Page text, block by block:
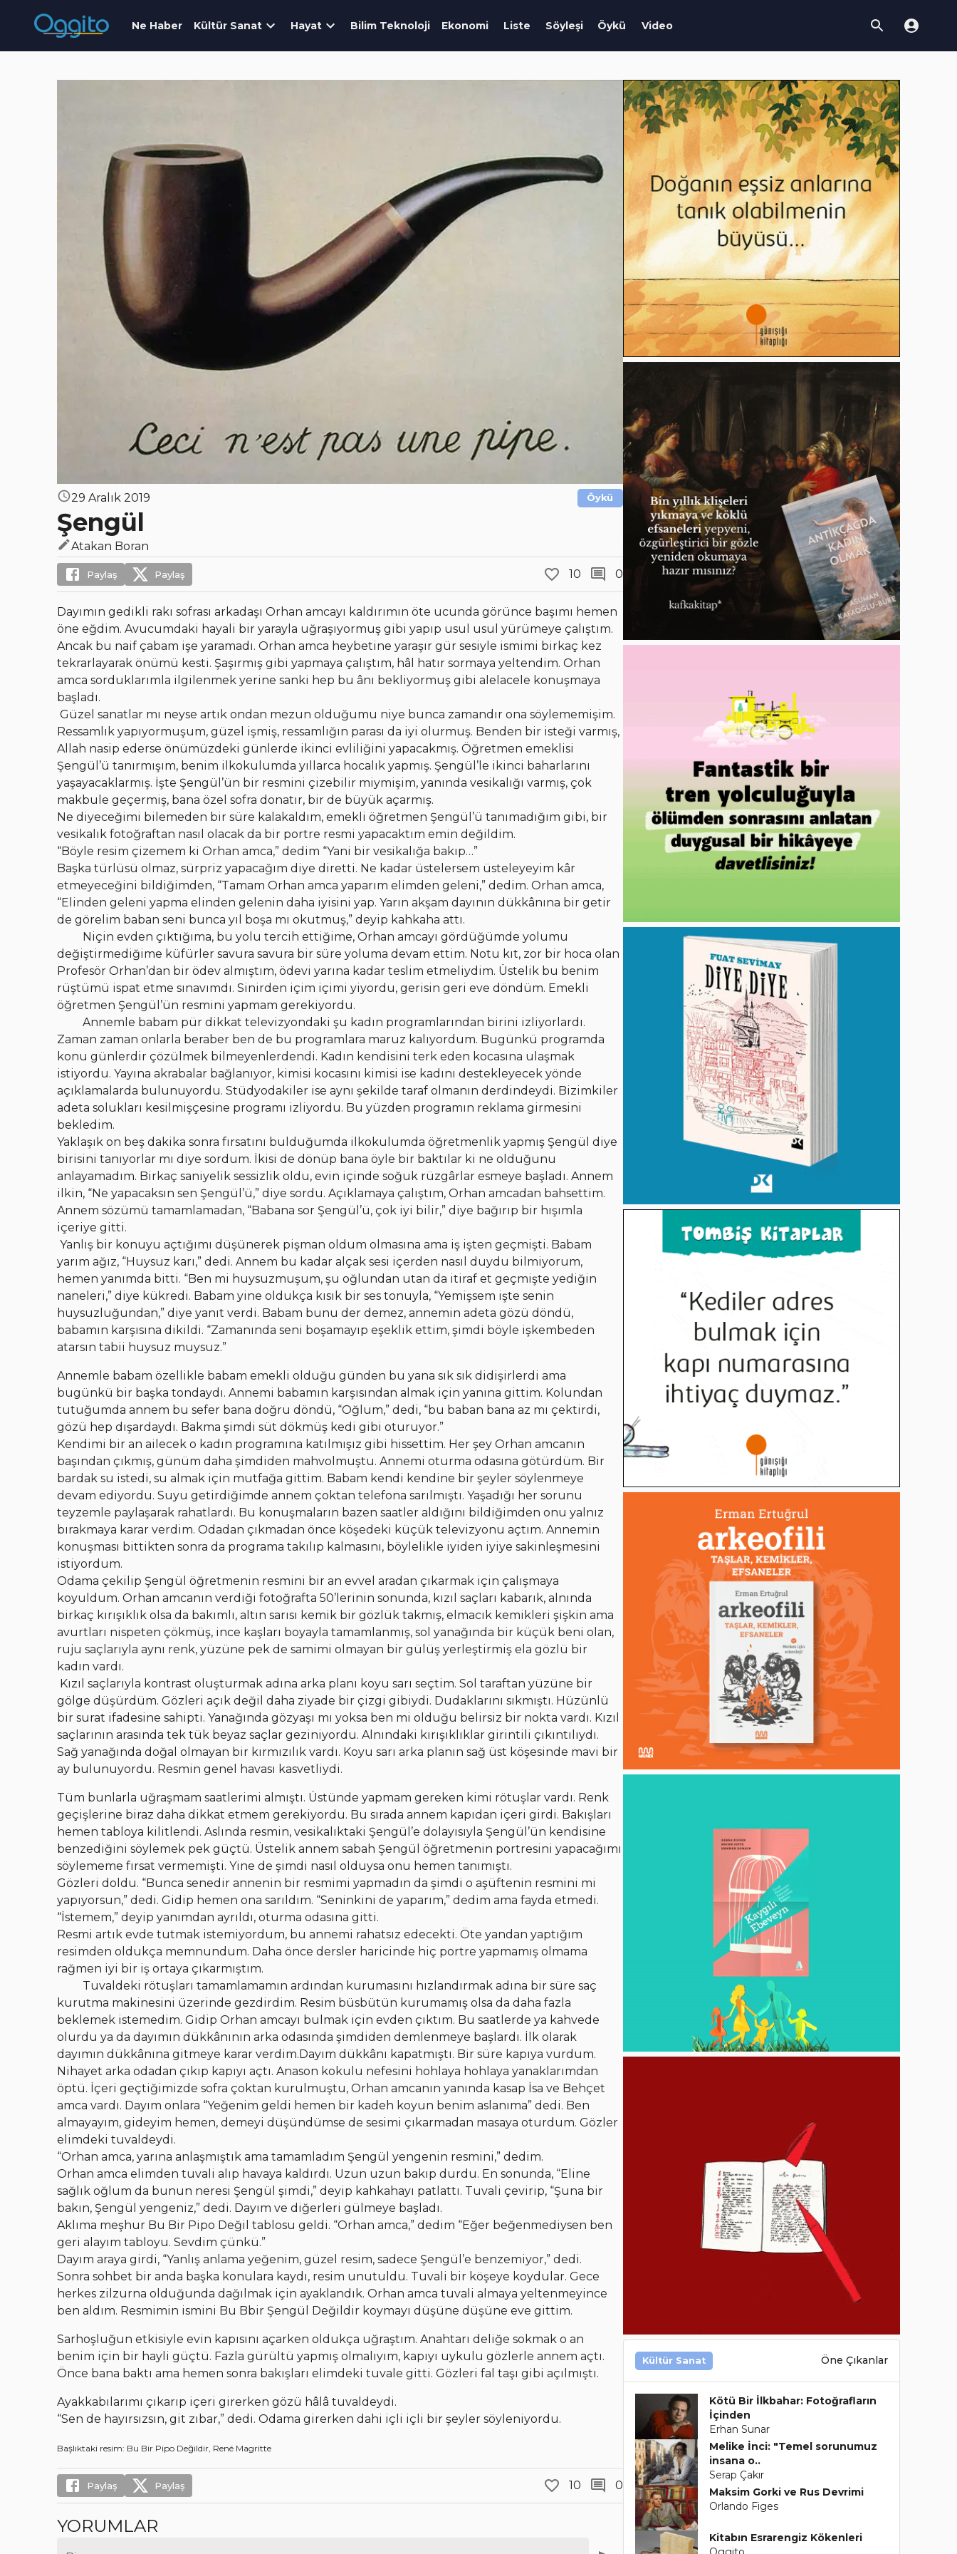
Ne Haber Kültür Sanat Hayat Bilim Teknoloji Ekonomi Liste Söyleşi Öykü Video
29 Aralık 2019 Öykü
Şengül
Atakan Boran
Paylaş Paylaş 10 0
Dayımın gedikli rakı sofrası arkadaşı Orhan amcayı kaldırımın öte ucunda görünce başımı hemen
öne eğdim. Avucumdaki hayali bir yarayla uğraşıyormuş gibi yapıp usul usul yürümeye çalıştım.
Ancak bu naif çabam işe yaramadı. Orhan amca heybetine yaraşır gür sesiyle ismimi birkaç kez
tekrarlayarak önümü kesti. Şaşırmış gibi yapmaya çalıştım, hâl hatır sormaya yeltendim. Orhan
amca sorduklarımla ilgilenmek yerine sanki hep bu ânı bekliyormuş gibi alelacele konuşmaya
başladı.
Güzel sanatlar mı neyse artık ondan mezun olduğumu niye bunca zamandır ona söylememişim.
Ressamlık yapıyormuşum, güzel işmiş, ressamlığın parası da iyi olurmuş. Benden bir isteği varmış,
Allah nasip ederse önümüzdeki günlerde ikinci evliliğini yapacakmış. Öğretmen emeklisi
Şengül’ü tanırmışım, benim ilkokulumda yıllarca hocalık yapmış. Şengül’le ikinci baharlarını
yaşayacaklarmış. İşte Şengül’ün bir resmini çizebilir miymişim, yanında vesikalığı varmış, çok
makbule geçermiş, bana özel sofra donatır, bir de büyük açarmış.
Ne diyeceğimi bilemeden bir süre kalakaldım, emekli öğretmen Şengül’ü tanımadığım gibi, bir
vesikalık fotoğraftan nasıl olacak da bir portre resmi yapacaktım emin değildim.
“Böyle resim çizemem ki Orhan amca,” dedim “Yani bir vesikalığa bakıp…”
Başka türlüsü olmaz, sürpriz yapacağım diye diretti. Ne kadar üstelersem üsteleyeyim kâr
etmeyeceğini bildiğimden, “Tamam Orhan amca yaparım elimden geleni,” dedim. Orhan amca,
“Elinden geleni yapma elinden gelenin daha iyisini yap. Yarın akşam dayının dükkânına bir getir
de görelim baban seni bunca yıl boşa mı okutmuş,” deyip kahkaha attı.
Niçin evden çıktığıma, bu yolu tercih ettiğime, Orhan amcayı gördüğümde yolumu
değiştirmediğime küfürler savura savura bir süre yoluma devam ettim. Notu kıt, zor bir hoca olan
Profesör Orhan’dan bir ödev almıştım, ödevi yarına kadar teslim etmeliydim. Üstelik bu benim
rüştümü ispat etme sınavımdı. Sinirden içim içimi yiyordu, gerisin geri eve döndüm. Emekli
öğretmen Şengül’ün resmini yapmam gerekiyordu.
Annemle babam pür dikkat televizyondaki şu kadın programlarından birini izliyorlardı.
Zaman zaman onlarla beraber ben de bu programlara maruz kalıyordum. Bugünkü programda
konu günlerdir çözülmek bilmeyenlerdendi. Kadın kendisini terk eden kocasına ulaşmak
istiyordu. Yayına akrabalar bağlanıyor, kimisi kocasını kimisi ise kadını destekleyecek yönde
açıklamalarda bulunuyordu. Stüdyodakiler ise aynı şekilde taraf olmanın derdindeydi. Bizimkiler
adeta solukları kesilmişçesine programı izliyordu. Bu yüzden programın reklama girmesini
bekledim.
Yaklaşık on beş dakika sonra fırsatını bulduğumda ilkokulumda öğretmenlik yapmış Şengül diye
birisini tanıyorlar mı diye sordum. İkisi de dönüp bana öyle bir baktılar ki ne olduğunu
anlayamadım. Birkaç saniyelik sessizlik oldu, evin içinde soğuk rüzgârlar esmeye başladı. Annem
ilkin, “Ne yapacaksın sen Şengül’ü,” diye sordu. Açıklamaya çalıştım, Orhan amcadan bahsettim.
Annem sözümü tamamlamadan, “Babana sor Şengül’ü, çok iyi bilir,” diye bağırıp bir hışımla
içeriye gitti.
Yanlış bir konuyu açtığımı düşünerek pişman oldum olmasına ama iş işten geçmişti. Babam
yarım ağız, “Huysuz karı,” dedi. Annem bu kadar alçak sesi içerden nasıl duydu bilmiyorum,
hemen yanımda bitti. “Ben mi huysuzmuşum, şu oğlundan utan da itiraf et geçmişte yediğin
naneleri,” diye kükredi. Babam yine oldukça kısık bir ses tonuyla, “Yemişsem işte senin
huysuzluğundan,” diye yanıt verdi. Babam bunu der demez, annemin adeta gözü döndü,
babamın karşısına dikildi. “Zamanında seni boşamayıp eşeklik ettim, şimdi böyle işkembeden
atarsın tabii huysuz muysuz.”
Annemle babam özellikle babam emekli olduğu günden bu yana sık sık didişirlerdi ama
bugünkü bir başka tondaydı. Annemi babamın karşısından almak için yanına gittim. Kolundan
tutuğumda annem bu sefer bana doğru döndü, “Oğlum,” dedi, “bu baban bana az mı çektirdi,
gözü hep dışardaydı. Bakma şimdi süt dökmüş kedi gibi oturuyor.”
Kendimi bir an ailecek o kadın programına katılmışız gibi hissettim. Her şey Orhan amcanın
başından çıkmış, günüm daha şimdiden mahvolmuştu. Annemi oturma odasına götürdüm. Bir
bardak su istedi, su almak için mutfağa gittim. Babam kendi kendine bir şeyler söylenmeye
devam ediyordu. Suyu getirdiğimde annem çoktan telefona sarılmıştı. Yaşadığı her sorunu
teyzemle paylaşarak rahatlardı. Bu konuşmaların bazen saatler aldığını bildiğimden onu yalnız
bırakmaya karar verdim. Odadan çıkmadan önce köşedeki küçük televizyonu açtım. Annemin
konuşması bittikten sonra da programa takılıp kalmasını, böylelikle iyiden iyiye sakinleşmesini
istiyordum.
Odama çekilip Şengül öğretmenin resmini bir an evvel aradan çıkarmak için çalışmaya
koyuldum. Orhan amcanın verdiği fotoğrafta 50’lerinin sonunda, kızıl saçları kabarık, alnında
birkaç kırışıklık olsa da bakımlı, altın sarısı kemik bir gözlük takmış, elmacık kemikleri şişkin ama
avurtları nispeten çökmüş, ince kaşları boyayla tamamlanmış, sol yanağında bir küçük beni olan,
ruju saçlarıyla aynı renk, yüzüne pek de samimi olmayan bir gülüş yerleştirmiş ela gözlü bir
kadın vardı.
Kızıl saçlarıyla kontrast oluşturmak adına arka planı koyu sarı seçtim. Sol taraftan yüzüne bir
gölge düşürdüm. Gözleri açık değil daha ziyade bir çizgi gibiydi. Dudaklarını sıkmıştı. Hüzünlü
bir surat ifadesine sahipti. Yanağında gözyaşı mı yoksa ben mi olduğu belirsiz bir nokta vardı. Kızıl
saçlarının arasında tek tük beyaz saçlar geziniyordu. Alnındaki kırışıklıklar girintili çıkıntılıydı.
Sağ yanağında doğal olmayan bir kırmızılık vardı. Koyu sarı arka planın sağ üst köşesinde mavi bir
ay bulunuyordu. Resmin genel havası kasvetliydi.
Tüm bunlarla uğraşmam saatlerimi almıştı. Üstünde yapmam gereken kimi rötuşlar vardı. Renk
geçişlerine biraz daha dikkat etmem gerekiyordu. Bu sırada annem kapıdan içeri girdi. Bakışları
hemen tabloya kilitlendi. Aslında resmin, vesikalıktaki Şengül’e dolayısıyla Şengül’ün kendisine
benzediğini söylemek pek güçtü. Üstelik annem sabah Şengül öğretmenin portresini yapacağımı
söylememe fırsat vermemişti. Yine de şimdi nasıl olduysa onu hemen tanımıştı.
Gözleri doldu. “Bunca senedir annenin bir resmimi yapmadın da şimdi o aşüftenin resmini mi
yapıyorsun,” dedi. Gidip hemen ona sarıldım. “Seninkini de yaparım,” dedim ama fayda etmedi.
“İstemem,” deyip yanımdan ayrıldı, oturma odasına gitti.
Resmi artık evde tutmak istemiyordum, bu annemi rahatsız edecekti. Öte yandan yaptığım
resimden oldukça memnundum. Daha önce dersler haricinde hiç portre yapmamış olmama
rağmen iyi bir iş ortaya çıkarmıştım.
Tuvaldeki rötuşları tamamlamamın ardından kurumasını hızlandırmak adına bir süre saç
kurutma makinesini üzerinde gezdirdim. Resim büsbütün kurumamış olsa da daha fazla
beklemek istemedim. Gidip Orhan amcayı bulmak için evden çıktım. Bu saatlerde ya kahvede
olurdu ya da dayımın dükkânının arka odasında şimdiden demlenmeye başlardı. İlk olarak
dayımın dükkânına gitmeye karar verdim.Dayım dükkânı kapatmıştı. Bir süre kapıya vurdum.
Nihayet arka odadan çıkıp kapıyı açtı. Anason kokulu nefesini hohlaya hohlaya yanaklarımdan
öptü. İçeri geçtiğimizde sofra çoktan kurulmuştu, Orhan amcanın yanında kasap İsa ve Behçet
amca vardı. Dayım onlara “Yeğenim geldi hemen bir kadeh koyun benim aslanıma” dedi. Ben
almayayım, gideyim hemen, demeyi düşündümse de sesimi çıkarmadan masaya oturdum. Gözler
elimdeki tuvaldeydi.
“Orhan amca, yarına anlaşmıştık ama tamamladım Şengül yengenin resmini,” dedim.
Orhan amca elimden tuvali alıp havaya kaldırdı. Uzun uzun bakıp durdu. En sonunda, “Eline
sağlık oğlum da bunun neresi Şengül şimdi,” deyip kahkahayı patlattı. Tuvali çevirip, “Şuna bir
bakın, Şengül yengeniz,” dedi. Dayım ve diğerleri gülmeye başladı.
Aklıma meşhur Bu Bir Pipo Değil tablosu geldi. “Orhan amca,” dedim “Eğer beğenmediysen ben
geri alayım tabloyu. Sevdim çünkü.”
Dayım araya girdi, “Yanlış anlama yeğenim, güzel resim, sadece Şengül’e benzemiyor,” dedi.
Sonra sohbet bir anda başka konulara kaydı, resim unutuldu. Tuvali bir köşeye koydular. Gece
herkes zilzurna olduğunda dağılmak için ayaklandık. Orhan amca tuvali almaya yeltenmeyince
ben aldım. Resmimin ismini Bu Bbir Şengül Değildir koymayı düşüne düşüne eve gittim.
Sarhoşluğun etkisiyle evin kapısını açarken oldukça uğraştım. Anahtarı deliğe sokmak o an
benim için bir hayli güçtü. Fazla gürültü yapmış olmalıyım, kapıyı uykulu gözlerle annem açtı.
Önce bana baktı ama hemen sonra bakışları elimdeki tuvale gitti. Gözleri fal taşı gibi açılmıştı.
Ayakkabılarımı çıkarıp içeri girerken gözü hâlâ tuvaldeydi.
“Sen de hayırsızsın, git zıbar,” dedi. Odama girerken dahi içli içli bir şeyler söyleniyordu.
Başlıktaki resim: Bu Bir Pipo Değildir, René Magritte
Paylaş Paylaş 10 0
YORUMLAR
Kültür Sanat Öne Çıkanlar
Kötü Bir İlkbahar: Fotoğrafların
İçinden
Erhan Sunar
Melike İnci: "Temel sorunumuz
insana o..
Serap Çakır
Maksim Gorki ve Rus Devrimi
Orlando Figes
Kitabın Esrarengiz Kökenleri